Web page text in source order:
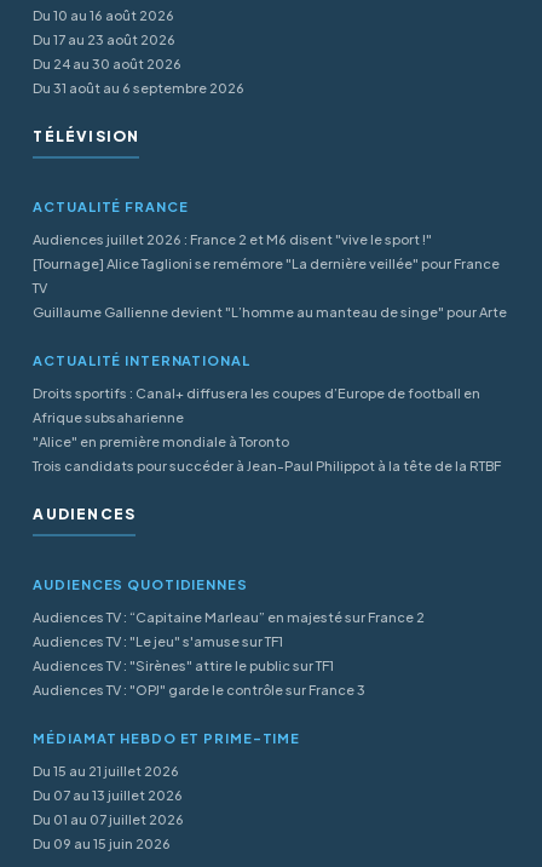
Du 10 au 16 août 2026
Du 17 au 23 août 2026
Du 24 au 30 août 2026
Du 31 août au 6 septembre 2026
TÉLÉVISION
ACTUALITÉ FRANCE
Audiences juillet 2026 : France 2 et M6 disent "vive le sport !"
[Tournage] Alice Taglioni se remémore "La dernière veillée" pour France
TV
Guillaume Gallienne devient "L’homme au manteau de singe" pour Arte
ACTUALITÉ INTERNATIONAL
Droits sportifs : Canal+ diffusera les coupes d’Europe de football en
Afrique subsaharienne
"Alice" en première mondiale à Toronto
Trois candidats pour succéder à Jean-Paul Philippot à la tête de la RTBF
AUDIENCES
AUDIENCES QUOTIDIENNES
Audiences TV : “Capitaine Marleau” en majesté sur France 2
Audiences TV : "Le jeu" s'amuse sur TF1
Audiences TV : "Sirènes" attire le public sur TF1
Audiences TV : "OPJ" garde le contrôle sur France 3
MÉDIAMAT HEBDO ET PRIME-TIME
Du 15 au 21 juillet 2026
Du 07 au 13 juillet 2026
Du 01 au 07 juillet 2026
Du 09 au 15 juin 2026